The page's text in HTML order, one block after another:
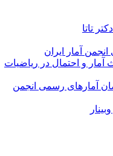
تاتا
آمار ایران
آمار و احتمال در ریاضیات
آمارهای رسمی انجمن